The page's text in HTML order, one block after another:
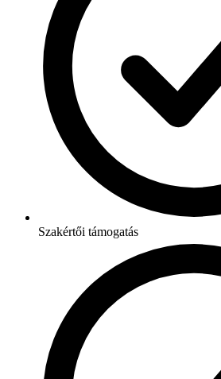
Szakértői támogatás